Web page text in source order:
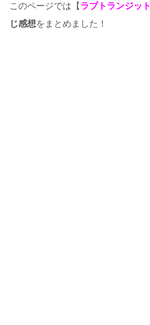
このページでは【ラブトランジット
じ感想をまとめました！